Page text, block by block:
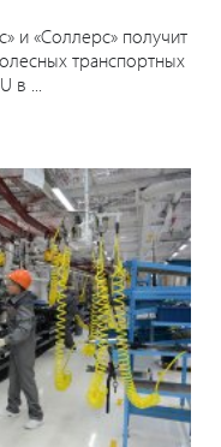
и «Соллерс» получит
транспортных
...